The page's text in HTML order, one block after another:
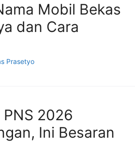
Mobil Bekas
dan Cara
Prasetyo
PNS 2026
Ini Besaran